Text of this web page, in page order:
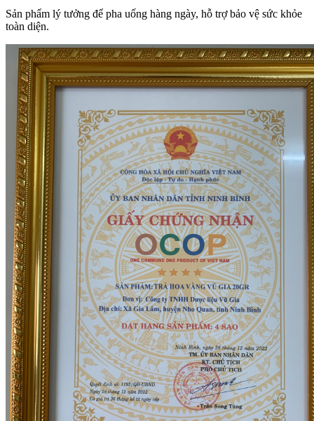
Sản phẩm lý tưởng để pha uống hàng ngày, hỗ trợ bảo vệ sức khỏe
toàn diện.